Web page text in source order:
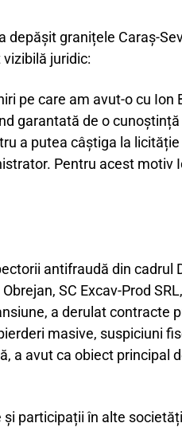
depășit granițele Caraș-
juridic:
pe care am avut-o cu Ion
garantată de o
a putea câștiga la
Pentru acest motiv
antifraudă din cadrul
SC Excav-Prod
a derulat contracte
masive, suspiciuni
a avut ca obiect principal
participații în alte